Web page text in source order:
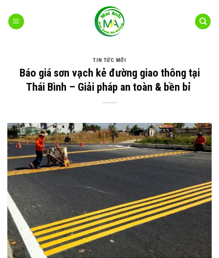
qua
TIN TỨC MỚI
Báo giá sơn vạch kẻ đường giao thông tại
Thái Bình – Giải pháp an toàn & bền bỉ